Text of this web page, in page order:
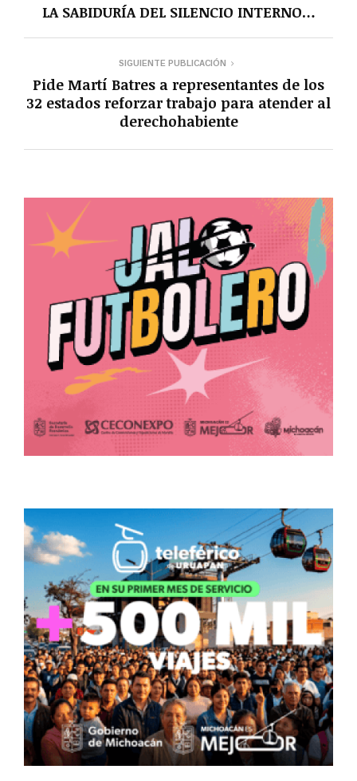
LA SABIDURÍA DEL SILENCIO INTERNO…
SIGUIENTE PUBLICACIÓN
Pide Martí Batres a representantes de los
32 estados reforzar trabajo para atender al
derechohabiente